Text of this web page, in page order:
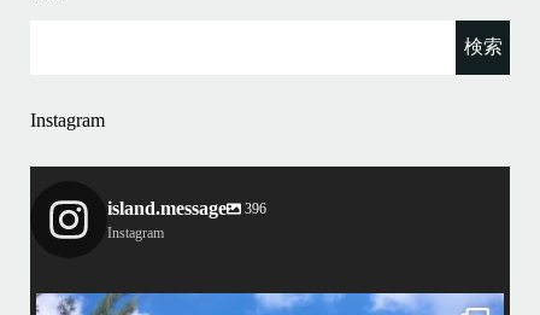
Instagram
island.message
396
Instagram